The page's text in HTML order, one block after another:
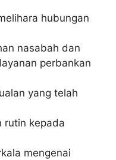
hubungan
nasabah dan
perbankan
yang telah
rutin kepada
mengenai